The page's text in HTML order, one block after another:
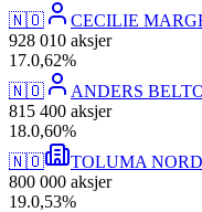
🇳🇴
CECILIE
928 010 aksjer
17.0,62%
🇳🇴
ANDERS
815 400 aksjer
18.0,60%
🇳🇴
TOLUMA
800 000 aksjer
19.0,53%